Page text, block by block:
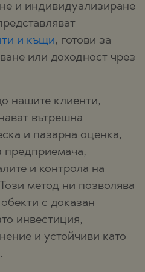
и индивидуализиране
и къщи, готови за
или доходност чрез
нашите клиенти,
вътрешна
и пазарна оценка,
предприемача,
и контрола на
метод ни позволява
с доказан
инвестиция,
и устойчиви като